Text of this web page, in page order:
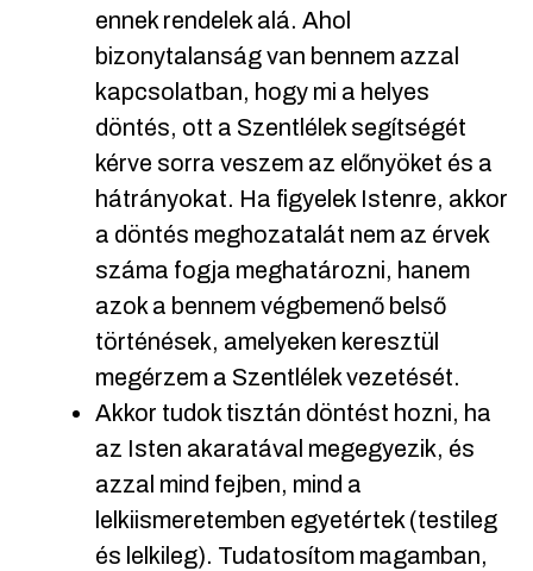
ennek rendelek alá. Ahol
bizonytalanság van bennem azzal
kapcsolatban, hogy mi a helyes
döntés, ott a Szentlélek segítségét
kérve sorra veszem az előnyöket és a
hátrányokat. Ha figyelek Istenre, akkor
a döntés meghozatalát nem az érvek
száma fogja meghatározni, hanem
azok a bennem végbemenő belső
történések, amelyeken keresztül
megérzem a Szentlélek vezetését.
Akkor tudok tisztán döntést hozni, ha
az Isten akaratával megegyezik, és
azzal mind fejben, mind a
lelkiismeretemben egyetértek (testileg
és lelkileg). Tudatosítom magamban,